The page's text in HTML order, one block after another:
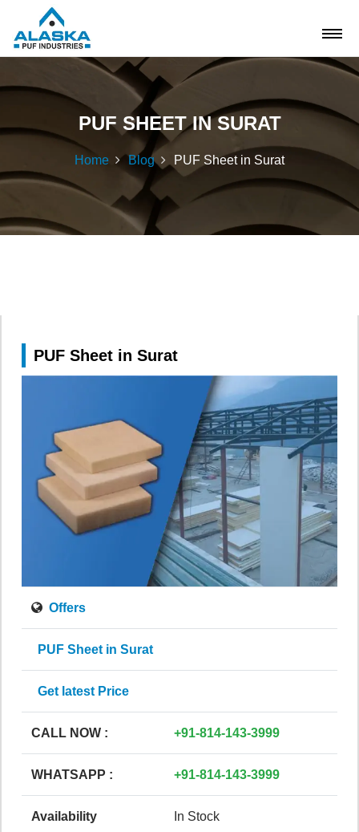
PUF SHEET IN SURAT
Home Blog PUF Sheet in Surat
PUF Sheet in Surat
Offers
PUF Sheet in Surat
Get latest Price
CALL NOW : +91-814-143-3999
WHATSAPP : +91-814-143-3999
Availability In Stock